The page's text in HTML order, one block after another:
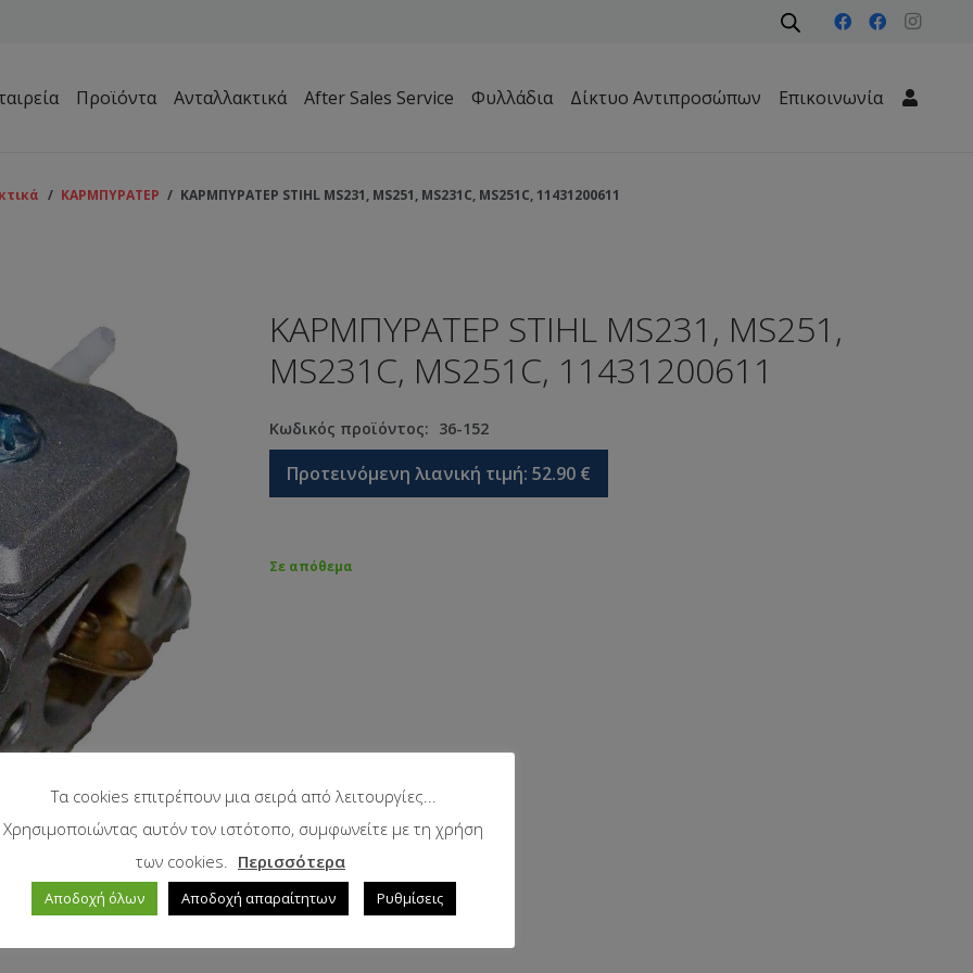
Προϊόντα Ανταλλακτικά After Sales Service Φυλλάδια Δίκτυο Αντιπροσώπων Επικοινωνία
/ ΚΑΡΜΠΥΡΑΤΕΡ / ΚΑΡΜΠΥΡΑΤΕΡ STIHL MS231, MS251, MS231C, MS251C, 11431200611
ΚΑΡΜΠΥΡΑΤΕΡ STIHL MS231, MS251,
MS231C, MS251C, 11431200611
Κωδικός προϊόντος: 36-152
Προτεινόμενη λιανική τιμή: 52.90 €
Σε απόθεμα
Τα cookies επιτρέπουν μια σειρά από λειτουργίες...
Χρησιμοποιώντας αυτόν τον ιστότοπο, συμφωνείτε με τη χρήση
των cookies. Περισσότερα
Αποδοχή όλων Αποδοχή απαραίτητων Ρυθμίσεις